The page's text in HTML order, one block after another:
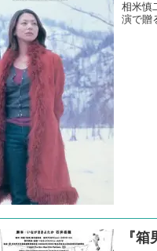
相米慎
演で贈
『